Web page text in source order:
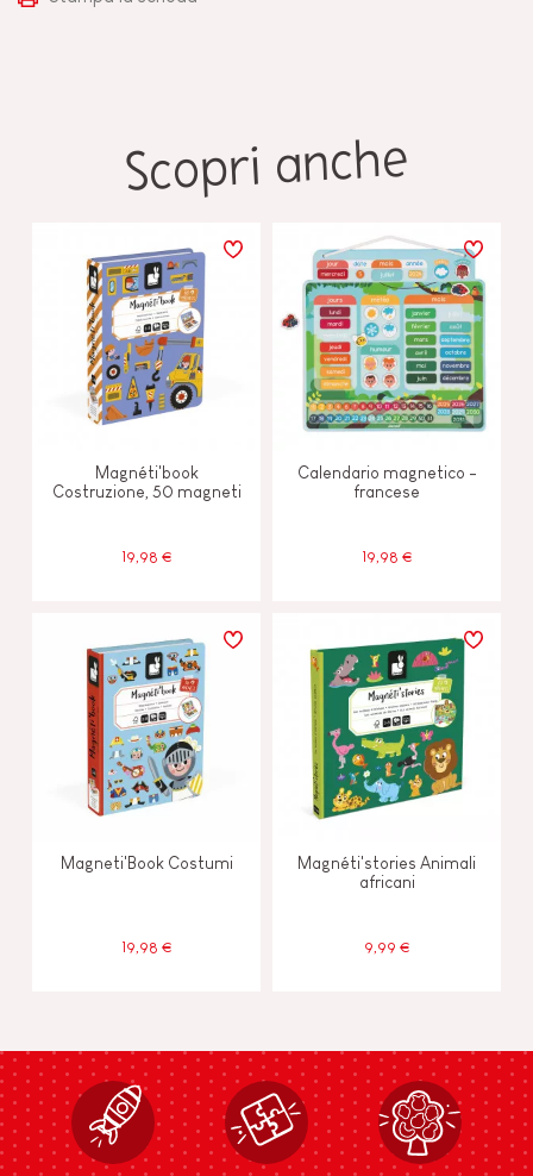
Scopri anche
Magnéti'book
Costruzione, 50 magneti
19,98 €
Calendario magnetico -
francese
19,98 €
Magneti'Book Costumi
19,98 €
Magnéti'stories Animali
africani
9,99 €